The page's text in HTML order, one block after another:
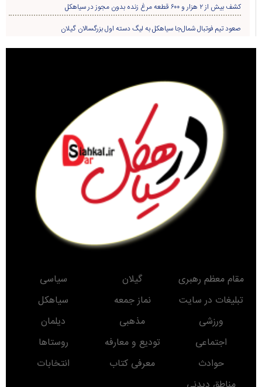
کشف بیش از ۲ هزار و ۶۰۰ قطعه مرغ زنده بدون مجوز در سیاهکل
صعود تیم فوتبال شمال‌جا‌ سیاهکل به لیگ دسته اول بزرگسالان گیلان
مقام معظم رهبری گیلان
سیاسی
تبلیغات در سایت
نماز جمعه
سیاهکل
ورزشی
مذهبی
دیلمان
اجتماعی
تودیع و معارفه
روستاها
حوادث
معرفی کتاب
انتخابات